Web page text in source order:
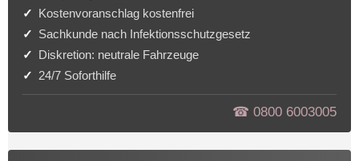
Kostenvoranschlag kostenfrei
Sachkunde nach Infektionsschutzgesetz
Diskretion: neutrale Fahrzeuge
24/7 Soforthilfe
☎︎ 0800 6003005